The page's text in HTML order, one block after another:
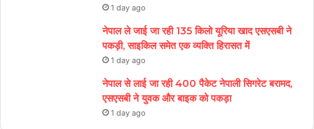
1 day ago
नेपाल ले जाई जा रही 135 किलो यूरिया खाद एसएसबी ने
पकड़ी, साइकिल समेत एक व्यक्ति हिरासत में
1 day ago
नेपाल से लाई जा रही 400 पैकेट नेपाली सिगरेट बरामद,
एसएसबी ने युवक और बाइक को पकड़ा
1 day ago